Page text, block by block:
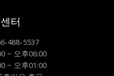
터
488-5537
~ 오후06:00
~ 오후01:00